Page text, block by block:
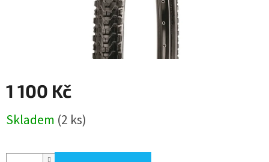
1 100 Kč
cena:
Skladem (2 ks)